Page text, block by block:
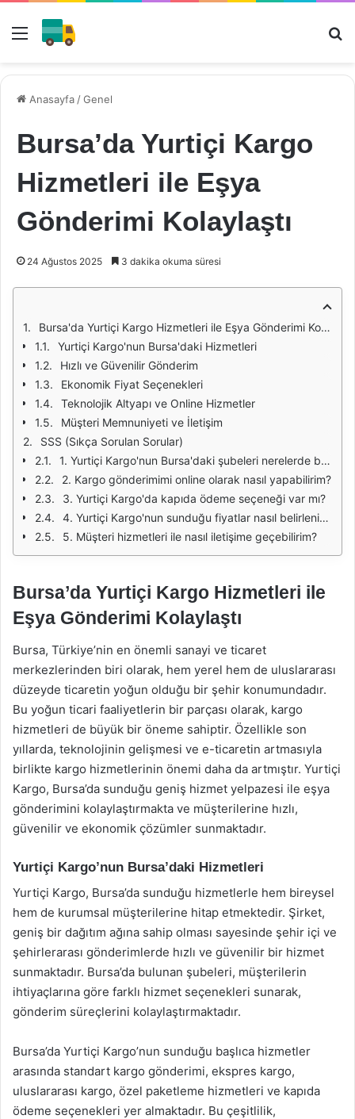
Menü
Anasayfa /Genel
Bursa’da Yurtiçi Kargo
Hizmetleri ile Eşya
Gönderimi Kolaylaştı
24 Ağustos 2025 3 dakika okuma süresi
Bursa'da Yurtiçi Kargo Hizmetleri ile Eşya Gönderimi Kolaylaştı
Yurtiçi Kargo'nun Bursa'daki Hizmetleri
Hızlı ve Güvenilir Gönderim
Ekonomik Fiyat Seçenekleri
Teknolojik Altyapı ve Online Hizmetler
Müşteri Memnuniyeti ve İletişim
SSS (Sıkça Sorulan Sorular)
1. Yurtiçi Kargo'nun Bursa'daki şubeleri nerelerde bulunmaktadır?
2. Kargo gönderimimi online olarak nasıl yapabilirim?
3. Yurtiçi Kargo'da kapıda ödeme seçeneği var mı?
4. Yurtiçi Kargo'nun sunduğu fiyatlar nasıl belirleniyor?
5. Müşteri hizmetleri ile nasıl iletişime geçebilirim?
Bursa’da Yurtiçi Kargo Hizmetleri ile
Eşya Gönderimi Kolaylaştı
Bursa, Türkiye’nin en önemli sanayi ve ticaret
merkezlerinden biri olarak, hem yerel hem de uluslararası
düzeyde ticaretin yoğun olduğu bir şehir konumundadır.
Bu yoğun ticari faaliyetlerin bir parçası olarak, kargo
hizmetleri de büyük bir öneme sahiptir. Özellikle son
yıllarda, teknolojinin gelişmesi ve e-ticaretin artmasıyla
birlikte kargo hizmetlerinin önemi daha da artmıştır. Yurtiçi
Kargo, Bursa’da sunduğu geniş hizmet yelpazesi ile eşya
gönderimini kolaylaştırmakta ve müşterilerine hızlı,
güvenilir ve ekonomik çözümler sunmaktadır.
Yurtiçi Kargo’nun Bursa’daki Hizmetleri
Yurtiçi Kargo, Bursa’da sunduğu hizmetlerle hem bireysel
hem de kurumsal müşterilerine hitap etmektedir. Şirket,
geniş bir dağıtım ağına sahip olması sayesinde şehir içi ve
şehirlerarası gönderimlerde hızlı ve güvenilir bir hizmet
sunmaktadır. Bursa’da bulunan şubeleri, müşterilerin
ihtiyaçlarına göre farklı hizmet seçenekleri sunarak,
gönderim süreçlerini kolaylaştırmaktadır.
Bursa’da Yurtiçi Kargo’nun sunduğu başlıca hizmetler
arasında standart kargo gönderimi, ekspres kargo,
uluslararası kargo, özel paketleme hizmetleri ve kapıda
ödeme seçenekleri yer almaktadır. Bu çeşitlilik,